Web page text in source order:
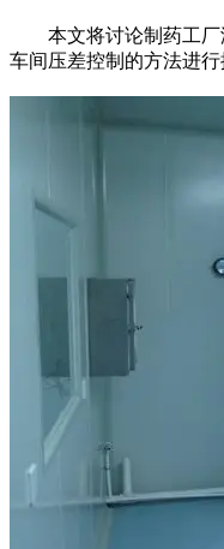
本文将讨论制药工厂
车间压差控制的方法进行